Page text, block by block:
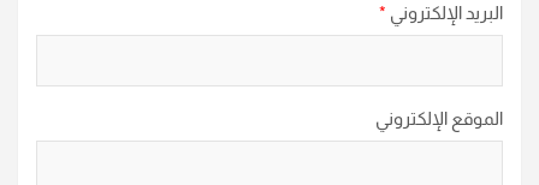
البريد الإلكتروني *
الموقع الإلكتروني